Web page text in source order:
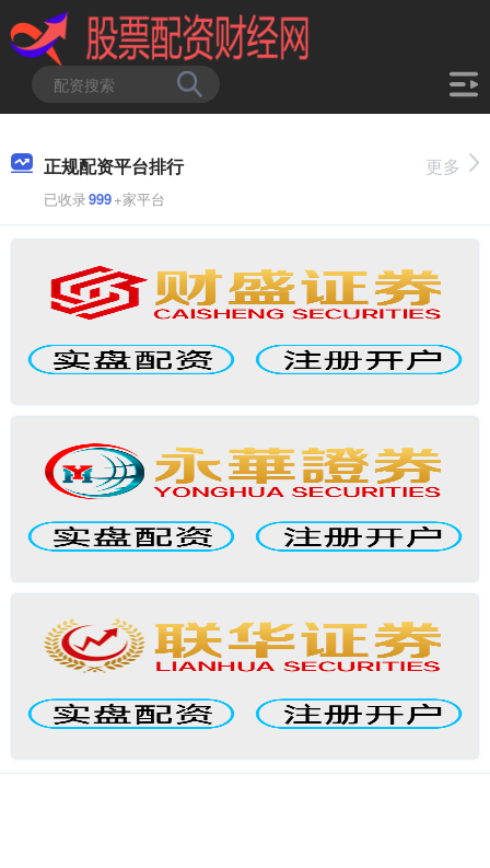
正规配资平台排行
已收录999+家平台
更多